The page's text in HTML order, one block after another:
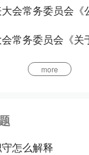
非法批准征用、
使用权罪，放纵
收公务员、学生徇
玩忽职守罪
家机关工作人员
more
怎么解释